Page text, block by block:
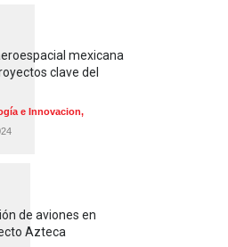
mexicana
clave del
e Innovacion,
de aviones en
Azteca